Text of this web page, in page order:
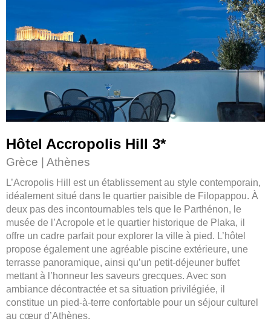
Hôtel Accropolis Hill 3*
Grèce | Athènes
L’Acropolis Hill est un établissement au style contemporain,
idéalement situé dans le quartier paisible de Filopappou. À
deux pas des incontournables tels que le Parthénon, le
musée de l’Acropole et le quartier historique de Plaka, il
offre un cadre parfait pour explorer la ville à pied. L’hôtel
propose également une agréable piscine extérieure, une
terrasse panoramique, ainsi qu’un petit-déjeuner buffet
mettant à l’honneur les saveurs grecques. Avec son
ambiance décontractée et sa situation privilégiée, il
constitue un pied-à-terre confortable pour un séjour culturel
au cœur d’Athènes.